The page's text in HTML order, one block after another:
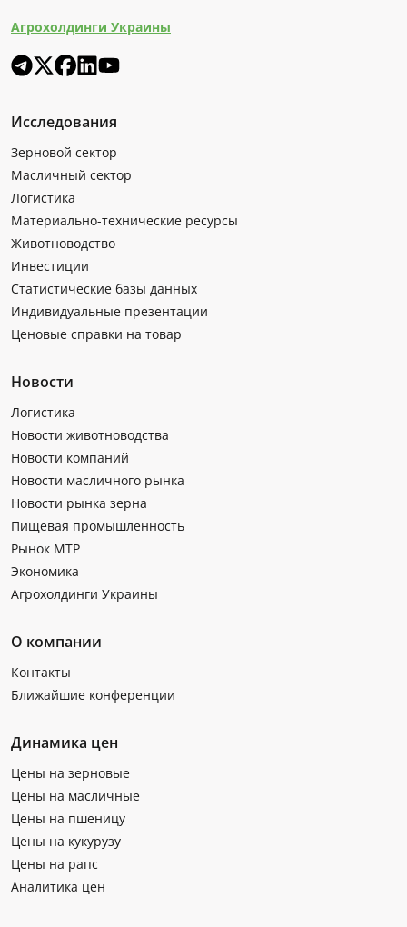
Агрохолдинги Украины
Исследования
Зерновой сектор
Масличный сектор
Логистика
Материально-технические ресурсы
Животноводство
Инвестиции
Статистические базы данных
Индивидуальные презентации
Ценовые справки на товар
Новости
Логистика
Новости животноводства
Новости компаний
Новости масличного рынка
Новости рынка зерна
Пищевая промышленность
Рынок МТР
Экономика
Агрохолдинги Украины
О компании
Контакты
Ближайшие конференции
Динамика цен
Цены на зерновые
Цены на масличные
Цены на пшеницу
Цены на кукурузу
Цены на рапс
Аналитика цен